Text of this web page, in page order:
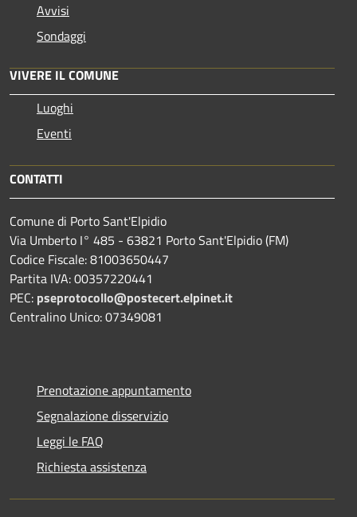
Avvisi
Sondaggi
VIVERE IL COMUNE
Luoghi
Eventi
CONTATTI
Comune di Porto Sant'Elpidio
Via Umberto I° 485 - 63821 Porto Sant'Elpidio (FM)
Codice Fiscale: 81003650447
Partita IVA: 00357220441
PEC: pseprotocollo@postecert.elpinet.it
Centralino Unico: 07349081
Prenotazione appuntamento
Segnalazione disservizio
Leggi le FAQ
Richiesta assistenza